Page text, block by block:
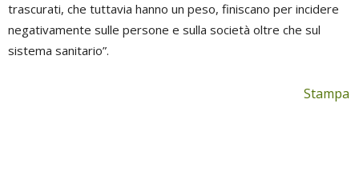
trascurati, che tuttavia hanno un peso, finiscano per incidere
negativamente sulle persone e sulla società oltre che sul
sistema sanitario”.
Stampa